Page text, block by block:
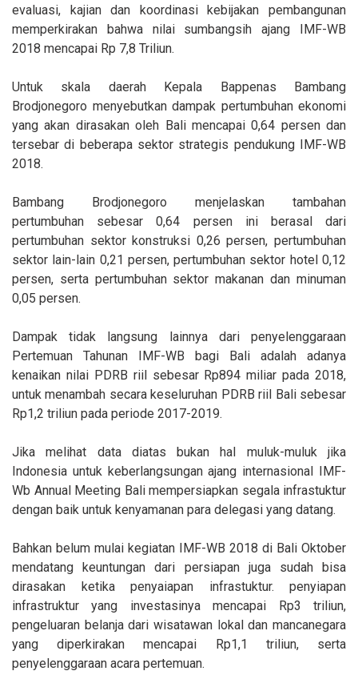
evaluasi, kajian dan koordinasi kebijakan pembangunan
memperkirakan bahwa nilai sumbangsih ajang IMF-WB
2018 mencapai Rp 7,8 Triliun.
Untuk skala daerah Kepala Bappenas Bambang
Brodjonegoro menyebutkan dampak pertumbuhan ekonomi
yang akan dirasakan oleh Bali mencapai 0,64 persen dan
tersebar di beberapa sektor strategis pendukung IMF-WB
2018.
Bambang Brodjonegoro menjelaskan tambahan
pertumbuhan sebesar 0,64 persen ini berasal dari
pertumbuhan sektor konstruksi 0,26 persen, pertumbuhan
sektor lain-lain 0,21 persen, pertumbuhan sektor hotel 0,12
persen, serta pertumbuhan sektor makanan dan minuman
0,05 persen.
Dampak tidak langsung lainnya dari penyelenggaraan
Pertemuan Tahunan IMF-WB bagi Bali adalah adanya
kenaikan nilai PDRB riil sebesar Rp894 miliar pada 2018,
untuk menambah secara keseluruhan PDRB riil Bali sebesar
Rp1,2 triliun pada periode 2017-2019.
Jika melihat data diatas bukan hal muluk-muluk jika
Indonesia untuk keberlangsungan ajang internasional IMF-
Wb Annual Meeting Bali mempersiapkan segala infrastuktur
dengan baik untuk kenyamanan para delegasi yang datang.
Bahkan belum mulai kegiatan IMF-WB 2018 di Bali Oktober
mendatang keuntungan dari persiapan juga sudah bisa
dirasakan ketika penyaiapan infrastuktur. penyiapan
infrastruktur yang investasinya mencapai Rp3 triliun,
pengeluaran belanja dari wisatawan lokal dan mancanegara
yang diperkirakan mencapai Rp1,1 triliun, serta
penyelenggaraan acara pertemuan.